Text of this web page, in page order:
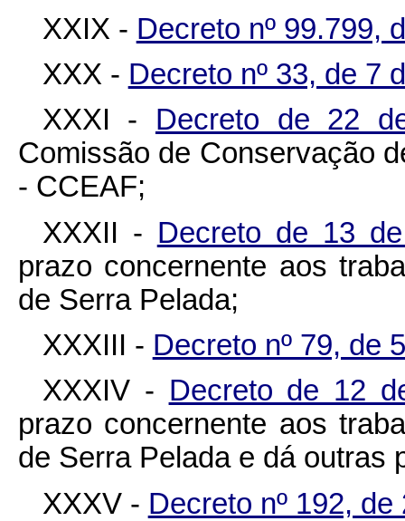
XXIX - Decreto nº 99.799,
XXX - Decreto nº 33, de 7
XXXI - Decreto de 22
Comissão de Conservação
- CCEAF;
XXXII - Decreto de 13
prazo concernente aos
de Serra Pelada;
XXXIII - Decreto nº 79, de
XXXIV - Decreto de 12
prazo concernente aos
de Serra Pelada e dá outras
XXXV - Decreto nº 192,